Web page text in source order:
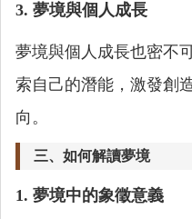
3. 夢境與個人成長
夢境與個人成長也密不
索自己的潛能，激發創
向。
三、如何解讀夢境
1. 夢境中的象徵意義